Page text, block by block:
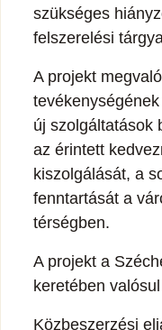
szükséges
felszerelési
A projekt
új szolgáltatások
az érintett
kiszolgálását, a
fenntartását a
térségben.
A projekt a
keretében
Közbeszerzési